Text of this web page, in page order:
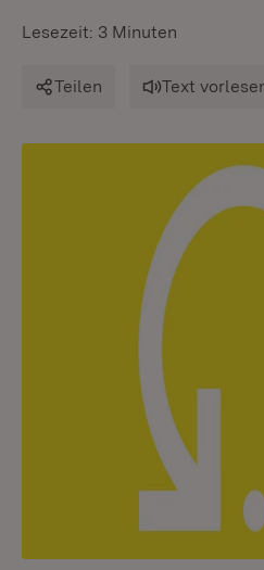
Lesezeit: 3 Minuten
Teilen Text